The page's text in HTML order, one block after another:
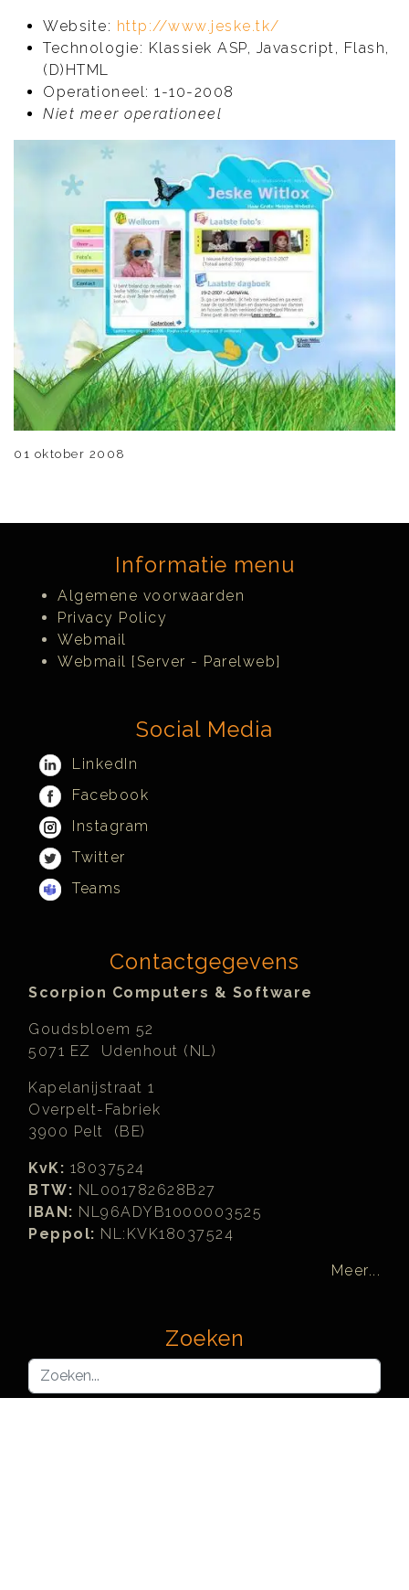
Website: http://www.jeske.tk/
Technologie: Klassiek ASP, Javascript, Flash,
(D)HTML
Operationeel: 1-10-2008
Niet meer operationeel
01 oktober 2008
Informatie menu
Algemene voorwaarden
Privacy Policy
Webmail
Webmail [Server - Parelweb]
Social Media
LinkedIn
Facebook
Instagram
Twitter
Teams
Contactgegevens
Scorpion Computers & Software
Goudsbloem 52
5071 EZ Udenhout (NL)
Kapelanijstraat 1
Overpelt-Fabriek
3900 Pelt (BE)
KvK: 18037524
BTW: NL001782628B27
IBAN: NL96ADYB1000003525
Peppol: NL:KVK18037524
Meer...
Zoeken
Zoeken...